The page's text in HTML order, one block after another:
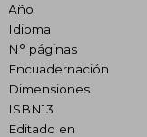
Año
Idioma
N° páginas
Encuadernación
Dimensiones
ISBN13
Editado en